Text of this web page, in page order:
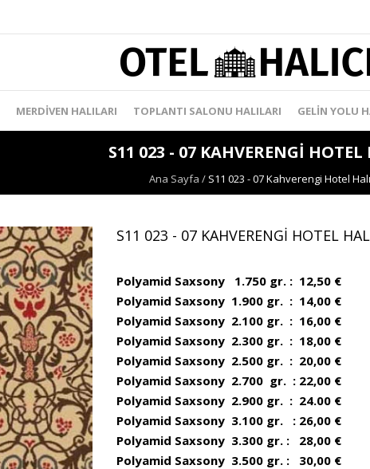
MERDIVEN HALILARI TOPLANTI SALONU HALILARI GELIN YOLU
S11 023 - 07 KAHVERENGI HOTEL
Ana Sayfa / S11 023 - 07 Kahverengi Hotel
S11 023 - 07 KAHVERENGI HOTEL
Polyamid Saxsony 1.750 gr. : 12,50 €
Polyamid Saxsony 1.900 gr. : 14,00 €
Polyamid Saxsony 2.100 gr. : 16,00 €
Polyamid Saxsony 2.300 gr. : 18,00 €
Polyamid Saxsony 2.500 gr. : 20,00 €
Polyamid Saxsony 2.700 gr. : 22,00 €
Polyamid Saxsony 2.900 gr. : 24.00 €
Polyamid Saxsony 3.100 gr. : 26,00 €
Polyamid Saxsony 3.300 gr. : 28,00 €
Polyamid Saxsony 3.500 gr. : 30,00 €